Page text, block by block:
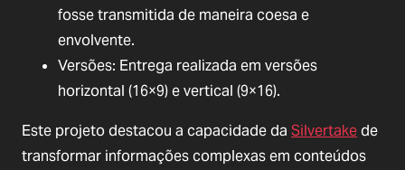
fosse transmitida de maneira coesa e
envolvente.
Versões: Entrega realizada em versões
horizontal (16×9) e vertical (9×16).
Este projeto destacou a capacidade da Silvertakede
transformar informações complexas em conteúdos